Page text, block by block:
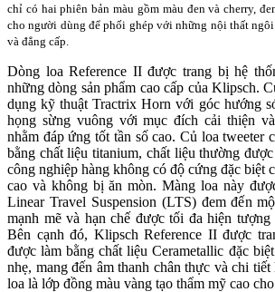
chỉ có hai phiên bản màu gồm màu đen và cherry,
cho người dùng để phối ghép với những nội thất ngôi
và đẳng cấp.
Dòng loa Reference II được trang bị hệ
những dòng sản phẩm cao cấp của Klipsch.
dụng kỹ thuật Tractrix Horn với góc hướng
họng sừng vuông với mục đích cải thiện
nhằm đáp ứng tốt tần số cao. Củ loa tweeter
bằng chất liệu titanium, chất liệu thường
công nghiệp hàng không có độ cứng đặc biệt
cao và không bị ăn mòn. Màng loa này
Linear Travel Suspension (LTS) đem đến
mạnh mẽ và hạn chế được tối đa hiện tượng
Bên cạnh đó, Klipsch Reference II được
được làm bằng chất liệu Cerametallic đặc
nhẹ, mang đến âm thanh chân thực và chi
loa là lớp đồng màu vàng tạo thẩm mỹ cao